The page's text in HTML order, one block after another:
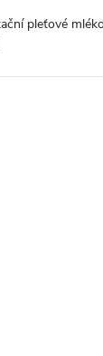
pleťové